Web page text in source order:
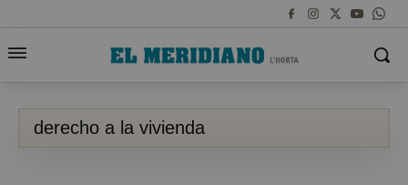
derecho a la vivienda